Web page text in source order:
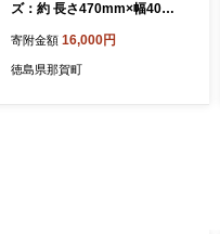
ズ：約 長さ470mm×幅40m
ベラ くつべら 木材 木製品 靴
革靴 スニーカー メンズ レデ
寄附金額 16,000円
徳島県那賀町